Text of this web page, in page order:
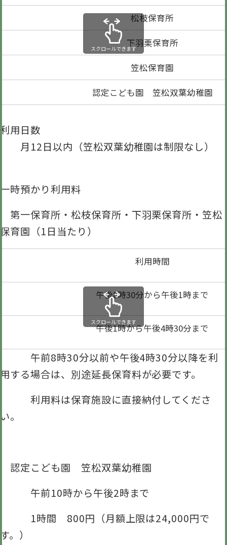
松枝保育所
下羽栗保育所
笠松保育園
認定こども園 笠松双葉幼稚園
スクロールできます
利用日数
月12日以内（笠松双葉幼稚園は制限なし）
一時預かり利用料
第一保育所・松枝保育所・下羽栗保育所・笠松
保育園（1日当たり）
利用時間
午後8時30分から午後1時まで
午後1時から午後4時30分まで
スクロールできます
午前8時30分以前や午後4時30分以降を利
用する場合は、別途延長保育料が必要です。
利用料は保育施設に直接納付してくださ
い。
認定こども園 笠松双葉幼稚園
午前10時から午後2時まで
1時間 800円（月額上限は24,000円で
す。）